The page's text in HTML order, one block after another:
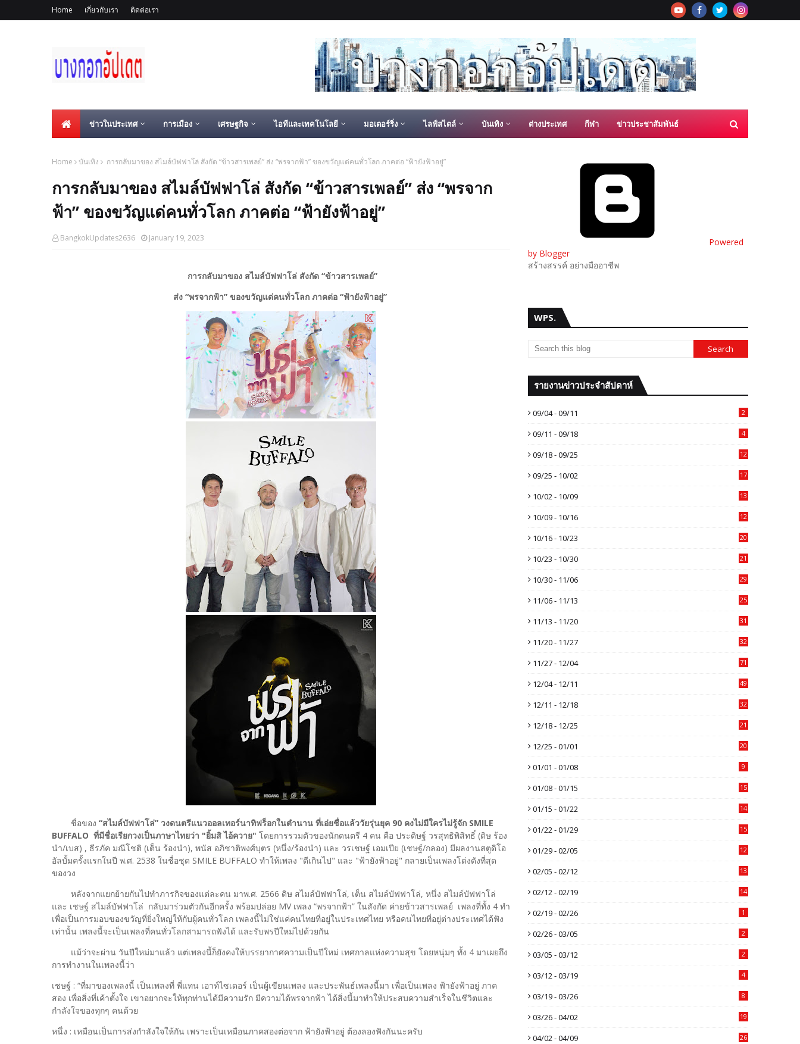
Home เกี่ยวกับเรา ติดต่อเรา
ข่าวในประเทศ การเมือง เศรษฐกิจ ไอทีและเทคโนโลยี มอเตอร์ริ่ง ไลฟ์สไตล์ บันเทิง ต่างประเทศ กีฬา ข่าวประชาสัมพันธ์
Home บันเทิง การกลับมาของ สไมล์บัฟฟาโล่ สังกัด “ข้าวสารเพลย์” ส่ง “พรจากฟ้า” ของขวัญแด่คนทั่วโลก ภาคต่อ “ฟ้ายังฟ้าอยู่”
การกลับมาของ สไมล์บัฟฟาโล่ สังกัด “ข้าวสารเพลย์” ส่ง “พรจาก
ฟ้า” ของขวัญแด่คนทั่วโลก ภาคต่อ “ฟ้ายังฟ้าอยู่”
BangkokUpdates2636 January 19, 2023
การกลับมาของ สไมล์บัฟฟาโล่ สังกัด “ข้าวสารเพลย์”
ส่ง “พรจากฟ้า” ของขวัญแด่คนทั่วโลก ภาคต่อ “ฟ้ายังฟ้าอยู่”
ชื่อของ “สไมล์บัฟฟาโล่” วงดนตรีแนวออลเทอร์นาทิฟร็อกในตำนาน ที่เอ่ยชื่อแล้ววัยรุ่นยุค 90 คงไม่มีใครไม่รู้จัก SMILE
BUFFALO ที่มีชื่อเรียกวงเป็นภาษาไทยว่า "ยิ้มสิ ไอ้ควาย" โดยการรวมตัวของนักดนตรี 4 คน คือ ประดิษฐ์ วรสุทธิพิสิทธิ์ (ดิษ ร้อง
นำ/เบส) , ธีรภัค มณีโชติ (เต็น ร้องนำ), พนัส อภิชาติพงศ์บุตร (หนึ่ง/ร้องนำ) และ วรเชษฐ์ เอมเปีย (เชษฐ์/กลอง) มีผลงานสตูดิโอ
อัลบั้มครั้งแรกในปี พ.ศ. 2538 ในชื่อชุด SMILE BUFFALO ทำให้เพลง "ดีเกินไป" และ "ฟ้ายังฟ้าอยู่" กลายเป็นเพลงโด่งดังที่สุด
ของวง
หลังจากแยกย้ายกันไปทำภารกิจของแต่ละคน มาพ.ศ. 2566 ดิษ สไมล์บัฟฟาโล่, เต็น สไมล์บัฟฟาโล่, หนึ่ง สไมล์บัฟฟาโล่
และ เชษฐ์ สไมล์บัฟฟาโล่ กลับมาร่วมตัวกันอีกครั้ง พร้อมปล่อย MV เพลง “พรจากฟ้า” ในสังกัด ค่ายข้าวสารเพลย์ เพลงที่ทั้ง 4 ทำ
เพื่อเป็นการมอบของขวัญที่ยิ่งใหญ่ให้กับผู้คนทั่วโลก เพลงนี้ไม่ใช่แค่คนไทยที่อยู่ในประเทศไทย หรือคนไทยที่อยู่ต่างประเทศได้ฟัง
เท่านั้น เพลงนี้จะเป็นเพลงที่คนทั่วโลกสามารถฟังได้ และรับพรปีใหม่ไปด้วยกัน
แม้ว่าจะผ่าน วันปีใหม่มาแล้ว แต่เพลงนี้ก็ยังคงให้บรรยากาศความเป็นปีใหม่ เทศกาลแห่งความสุข โดยหนุ่มๆ ทั้ง 4 มาเผยถึง
การทำงานในเพลงนี้ว่า
เชษฐ์ : “ที่มาของเพลงนี้ เป็นเพลงที่ พี่แทน เอาท์ไซเดอร์ เป็นผู้เขียนเพลง และประพันธ์เพลงนี้มา เพื่อเป็นเพลง ฟ้ายังฟ้าอยู่ ภาค
สอง เพื่อสิ่งที่เค้าตั้งใจ เขาอยากจะให้ทุกท่านได้มีความรัก มีความได้พรจากฟ้า ได้สิ่งนี้มาทำให้ประสบความสำเร็จในชีวิตและ
กำลังใจของทุกๆ คนด้วย
หนึ่ง : เหมือนเป็นการส่งกำลังใจให้กัน เพราะเป็นเหมือนภาคสองต่อจาก ฟ้ายังฟ้าอยู่ ต้องลองฟังกันนะครับ
Powered
by Blogger
สร้างสรรค์ อย่างมืออาชีพ
WPS.
รายงานข่าวประจำสัปดาห์
09/04 - 09/11 2
09/11 - 09/18 4
09/18 - 09/25 12
09/25 - 10/02 17
10/02 - 10/09 13
10/09 - 10/16 12
10/16 - 10/23 20
10/23 - 10/30 21
10/30 - 11/06 29
11/06 - 11/13 25
11/13 - 11/20 31
11/20 - 11/27 32
11/27 - 12/04 71
12/04 - 12/11 49
12/11 - 12/18 32
12/18 - 12/25 21
12/25 - 01/01 20
01/01 - 01/08 9
01/08 - 01/15 15
01/15 - 01/22 14
01/22 - 01/29 15
01/29 - 02/05 12
02/05 - 02/12 13
02/12 - 02/19 14
02/19 - 02/26 1
02/26 - 03/05 2
03/05 - 03/12 2
03/12 - 03/19 4
03/19 - 03/26 8
03/26 - 04/02 19
04/02 - 04/09 26